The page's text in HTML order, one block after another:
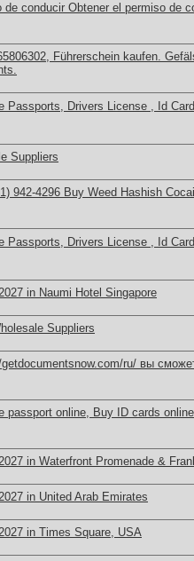
de conducir Obtener el permiso de
Führerschein kaufen.
Passports, Drivers License , Id
Suppliers
942-4296 Buy Weed Hashish
Passports, Drivers License , Id
in Naumi Hotel Singapore
Suppliers
ru/ вы
passport online, Buy ID cards
in Waterfront Promenade &
in United Arab Emirates
in Times Square, USA